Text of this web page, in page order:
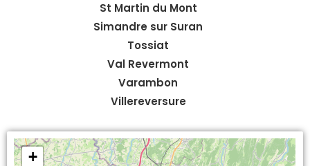
St Martin du Mont
Simandre sur Suran
Tossiat
Val Revermont
Varambon
Villereversure
+